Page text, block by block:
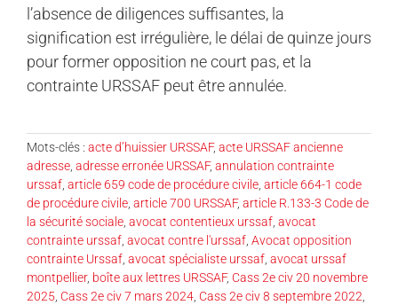
l’absence de diligences suffisantes, la
signification est irrégulière, le délai de quinze jours
pour former opposition ne court pas, et la
contrainte URSSAF peut être annulée.
Mots-clés : acte d’huissier URSSAF, acte URSSAF ancienne
adresse adresse erronée URSSAF, annulation contrainte
urssaf article 659 code de procédure civile article 664-1 code
de procédure civile article 700 URSSAF, article R.133-3 Code de
la sécurité sociale avocat contentieux urssaf avocat
contrainte urssaf avocat contre l'urssaf Avocat opposition
contrainte Urssaf avocat spécialiste urssaf avocat urssaf
montpellier, boîte aux lettres URSSAF, Cass 2e civ 20 novembre
2025 Cass 2e civ 7 mars 2024 Cass 2e civ 8 septembre 2022